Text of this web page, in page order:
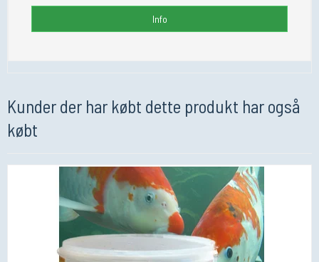
Info
Kunder der har købt dette produkt har også
købt